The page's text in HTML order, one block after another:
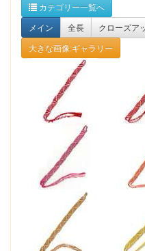
カテゴリー一覧へ
メイン
全長 クローズア
大きな画像:ギャラリー